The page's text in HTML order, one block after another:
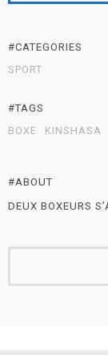
#CATEGORIES
SPORT
#TAGS
BOXE
KINSHASA
#ABOUT
DEUX BOXEURS